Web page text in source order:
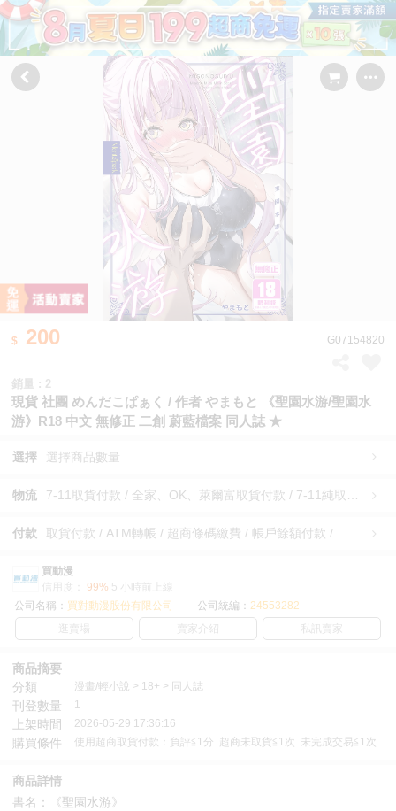
200 G07154820
銷量 : 2
現貨 社團 めんだこぱぁく / 作者 やまもと 《聖園水游/聖園水
游》R18 中文 無修正 二創 蔚藍檔案 同人誌 ★
選擇 選擇商品數量
物流
付款 取貨付款 / ATM轉帳 / 超商條碼繳費 / 帳戶餘額付款 /
買動漫
信用度：
99% 5 小時前上線
公司名稱： 買對動漫股份有限公司 公司統編： 24553282
逛賣場
賣家介紹 私訊賣家
商品摘要
分類
漫畫/輕小說 > 18+ > 同人誌
刊登數量 1
上架時間 2026-05-29 17:36:16
購買條件 使用超商取貨付款：負評≦1分 超商未取貨≦1次 未完成交易≦1次
商品詳情
書名：《聖園水游》